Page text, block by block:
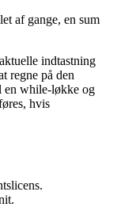
af gange, en sum
indtastning
regne på den
en while-løkke og
hvis